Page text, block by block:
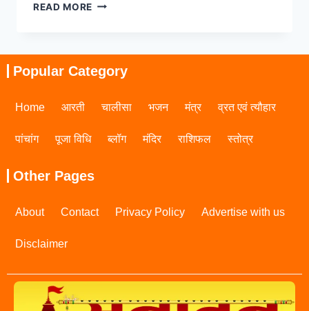
READ MORE
Popular Category
Home आरती चालीसा भजन मंत्र व्रत एवं त्यौहार
पांचांग पूजा विधि ब्लॉग मंदिर राशिफल स्तोत्र
Other Pages
About Contact Privacy Policy Advertise with us
Disclaimer